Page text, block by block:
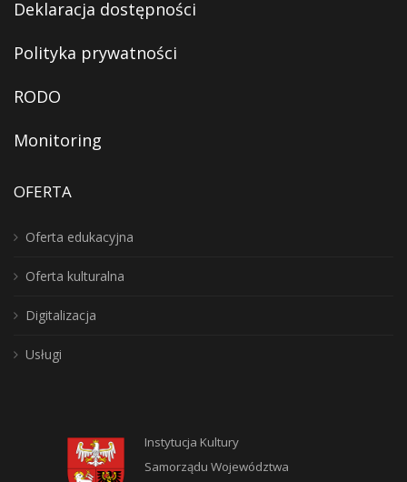
Deklaracja dostępności
Polityka prywatności
RODO
Monitoring
OFERTA
Oferta edukacyjna
Oferta kulturalna
Digitalizacja
Usługi
Instytucja Kultury
Samorządu Województwa